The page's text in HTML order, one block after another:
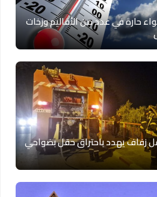
حارة في عدد من الأقاليم وزخات
يهدد باحتراق حقل بضواحي